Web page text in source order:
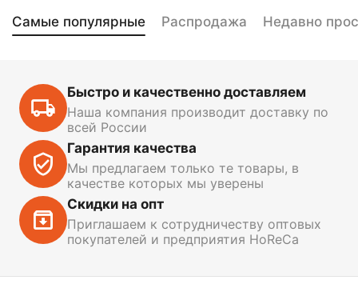
Самые популярные Распродажа Недавно
Быстро и качественно доставляем
Наша компания производит доставку по
всей России
Гарантия качества
Мы предлагаем только те товары, в
качестве которых мы уверены
Скидки на опт
Приглашаем к сотрудничеству оптовых
покупателей и предприятия HoReCa